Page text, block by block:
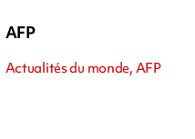
AFP
Actualités du monde, AFP